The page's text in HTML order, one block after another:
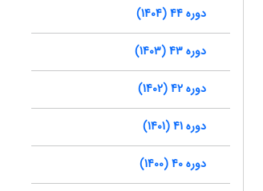
دوره 44 (1404)
دوره 43 (1403)
دوره 42 (1402)
دوره 41 (1401)
دوره 40 (1400)